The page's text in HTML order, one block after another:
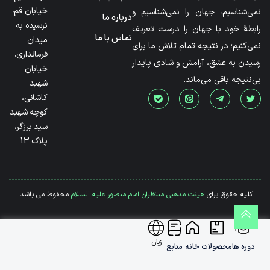
نمی‌شناسیم، جهان را نمی‌شناسیم و
رابطۀ خود با جهان را درست تعریف
نمی‌کنیم؛ در نتیجه تمام تلاش ما برای
رسیدن به عشق، آرامش و شادی پایدار
بی‌نتیجه باقی می‌ماند.
درباره ما
تماس با ما
خیابان قم،
نرسیده به
میدان
فرمانداری،
خیابان
شهید
کاشانی،
کوچه شهید
سید برزگر،
پلاک 13
کلیه حقوق برایهیئت مذهبی منتظران امام منصور علیه السلاممحفوظ می باشد.
دوره هامحصولات خانه منابع زبان